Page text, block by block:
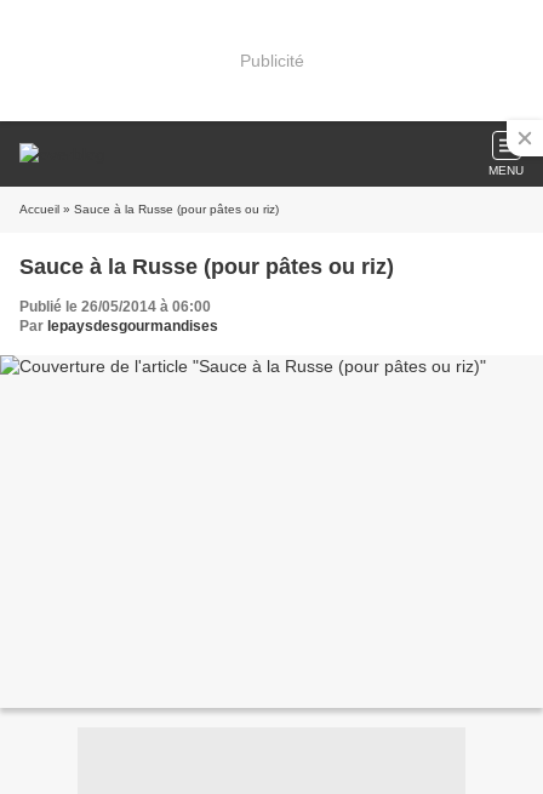
Publicité
MENU
Accueil » Sauce à la Russe (pour pâtes ou riz)
Sauce à la Russe (pour pâtes ou riz)
Publié le 26/05/2014 à 06:00
Par lepaysdesgourmandises